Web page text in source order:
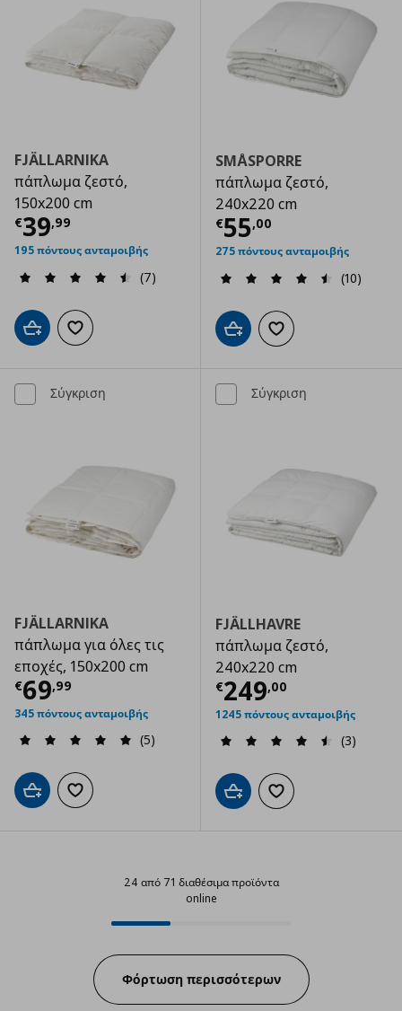
FJÄLLARNIKA
πάπλωμα ζεστό,
150x200 cm
€39,99
Τρέχουσα τιμή € 39,99
195 πόντους ανταμοιβής
(7)
Προσθήκη στο καλάθι
Προσθήκη στα αγαπημένα
SMÅSPORRE
πάπλωμα ζεστό,
240x220 cm
€55,00
Τρέχουσα
275 πόντους ανταμοιβής
(10)
Προσθήκη στο καλάθι
Προσθήκη στα
Σύγκριση
FJÄLLARNIKA
πάπλωμα για όλες τις
εποχές, 150x200 cm
€69,99
Τρέχουσα τιμή € 69,99
345 πόντους ανταμοιβής
(5)
Προσθήκη στο καλάθι
Προσθήκη στα αγαπημένα
Σύγκριση
FJÄLLHAVRE
πάπλωμα ζεστό,
240x220 cm
€249,00
Τρέχουσα
1245 πόντους ανταμοιβής
(3)
Προσθήκη στο καλάθι
Προσθήκη στα
24 από 71 διαθέσιμα προϊόντα
online
24 από 71 διαθέσιμα προϊόντα
Progress:
Φόρτωση περισσότερων